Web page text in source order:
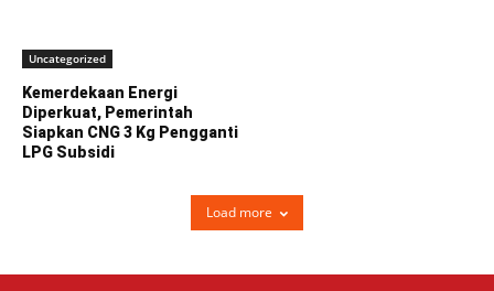
Uncategorized
Kemerdekaan Energi
Diperkuat, Pemerintah
Siapkan CNG 3 Kg Pengganti
LPG Subsidi
Load more